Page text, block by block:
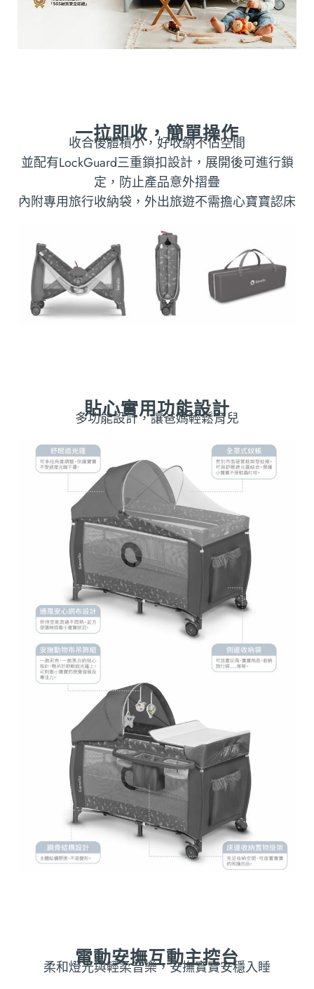
一拉即收，簡單操作
收合後體積小，好收納不佔空間
並配有LockGuard三重鎖扣設計，展開後可進行鎖
定，防止產品意外摺疊
內附專用旅行收納袋，外出旅遊不需擔心寶寶認床
貼心實用功能設計
多功能設計，讓爸媽輕鬆育兒
電動安撫互動主控台
柔和燈光與輕柔音樂，安撫寶寶安穩入睡